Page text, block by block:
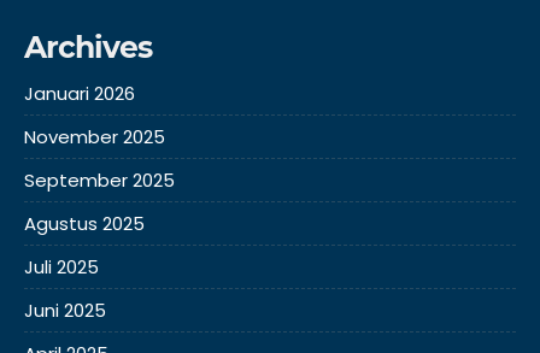
Archives
Januari 2026
November 2025
September 2025
Agustus 2025
Juli 2025
Juni 2025